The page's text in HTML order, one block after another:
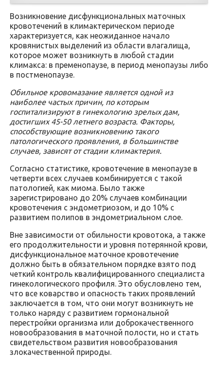
Возникновение дисфункциональных маточных
кровотечений в климактерическом периоде
характеризуется, как неожиданное начало
кровянистых выделений из области влагалища,
которое может возникнуть в любой стадии
климакса: в пременопаузе, в период менопаузы либо
в постменопаузе.
Обильное кровомазание является одной из
наиболее частых причин, по которым
госпитализируют в гинекологию зрелых дам,
достигших 45-50 летнего возраста. Факторы,
способствующие возникновению такого
патологического проявления, в большинстве
случаев, зависят от стадии климактерия.
Согласно статистике, кровотечение в менопаузе в
четверти всех случаев комбинируется с такой
патологией, как миома. Было также
зарегистрировано до 20% случаев комбинации
кровотечения с эндометриозом, и до 10% с
развитием полипов в эндометриальном слое.
Вне зависимости от обильности кровотока, а также
его продолжительности и уровня потерянной крови,
дисфункциональное маточное кровотечение
должно быть в обязательном порядке взято под
четкий контроль квалифицированного специалиста
гинекологического профиля. Это обусловлено тем,
что все коварство и опасность таких проявлений
заключается в том, что они могут возникнуть не
только наряду с развитием гормональной
перестройки организма или доброкачественного
новообразования в маточной полости, но и стать
свидетельством развития новообразования
злокачественной природы.